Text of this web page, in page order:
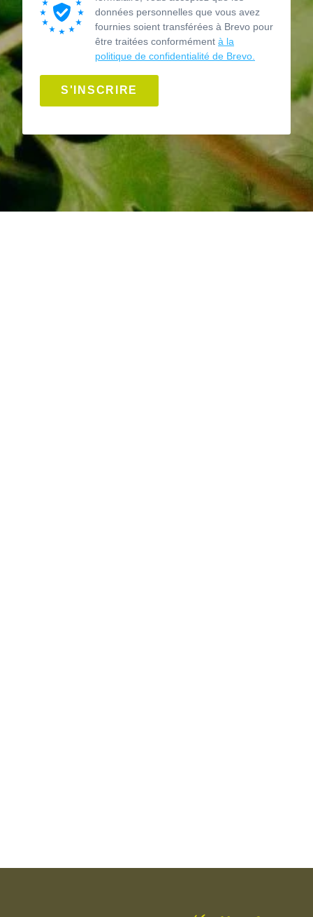
données personnelles que vous avez
fournies soient transférées à Brevo pour
être traitées conformément à la
politique de confidentialité de Brevo.
S'INSCRIRE